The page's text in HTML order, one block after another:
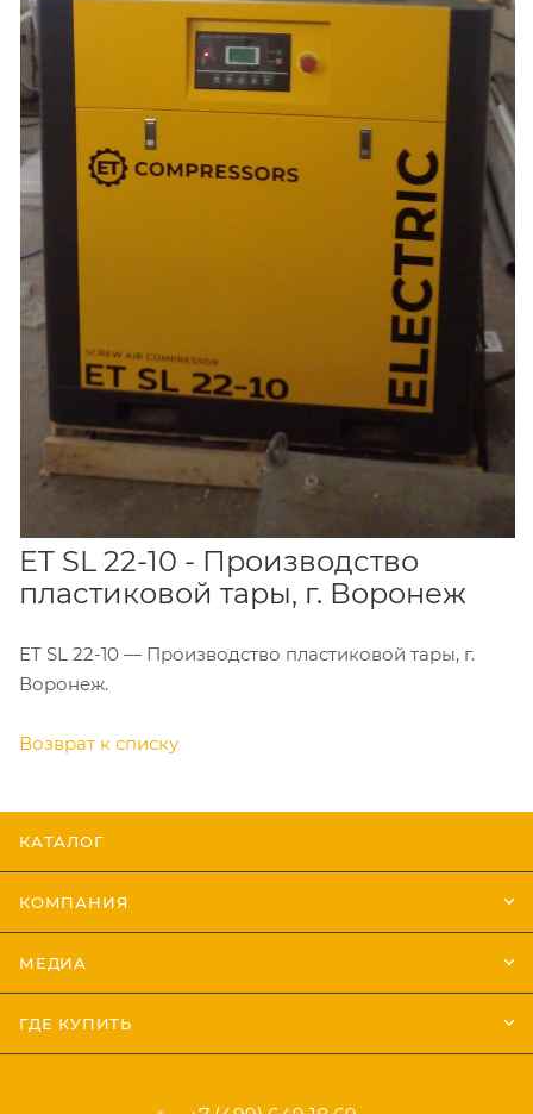
ET SL 22-10 - Производство
пластиковой тары, г. Воронеж
ET SL 22-10 — Производство пластиковой тары, г.
Воронеж.
Возврат к списку
КАТАЛОГ
КОМПАНИЯ
МЕДИА
ГДЕ КУПИТЬ